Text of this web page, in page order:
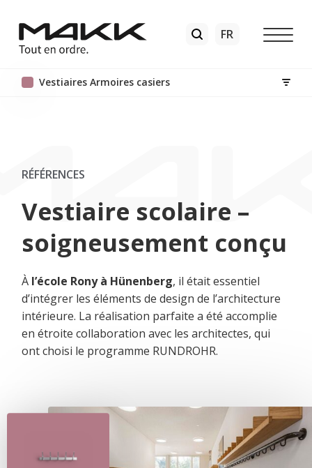
Vestiaires Armoires casiers
RÉFÉRENCES
Vestiaire scolaire –
soigneusement conçu
À l’école Rony à Hünenberg, il était essentiel
d’intégrer les éléments de design de l’architecture
intérieure. La réalisation parfaite a été accomplie
en étroite collaboration avec les architectes, qui
ont choisi le programme RUNDROHR.